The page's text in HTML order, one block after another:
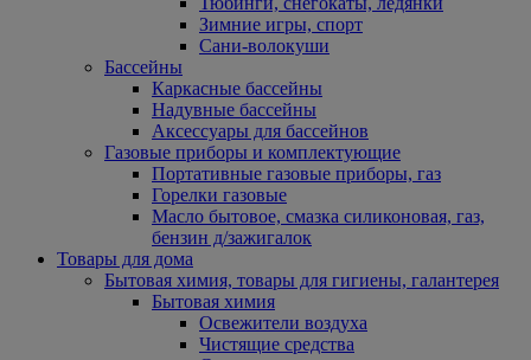
Зимние игры, спорт
Сани-волокуши
Бассейны
Каркасные бассейны
Надувные бассейны
Аксессуары для бассейнов
Газовые приборы и комплектующие
Портативные газовые приборы, газ
Горелки газовые
Масло бытовое, смазка силиконовая, газ,
бензин д/зажигалок
Товары для дома
Бытовая химия, товары для гигиены, галантерея
Бытовая химия
Освежители воздуха
Чистящие средства